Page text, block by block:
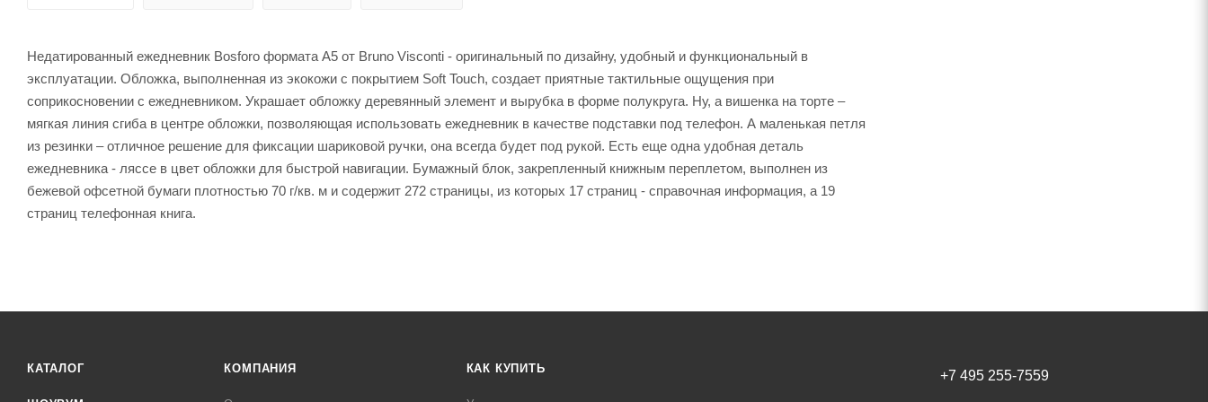
Недатированный ежедневник Bosforo формата А5 от Bruno Visconti - оригинальный по дизайну, удобный и функциональный в
эксплуатации. Обложка, выполненная из экокожи с покрытием Soft Touch, создает приятные тактильные ощущения при
соприкосновении с ежедневником. Украшает обложку деревянный элемент и вырубка в форме полукруга. Ну, а вишенка на торте –
мягкая линия сгиба в центре обложки, позволяющая использовать ежедневник в качестве подставки под телефон. А маленькая петля
из резинки – отличное решение для фиксации шариковой ручки, она всегда будет под рукой. Есть еще одна удобная деталь
ежедневника - ляссе в цвет обложки для быстрой навигации. Бумажный блок, закрепленный книжным переплетом, выполнен из
бежевой офсетной бумаги плотностью 70 г/кв. м и содержит 272 страницы, из которых 17 страниц - справочная информация, а 19
страниц телефонная книга.
КАТАЛОГ КОМПАНИЯ КАК КУПИТЬ +7 495 255-7559